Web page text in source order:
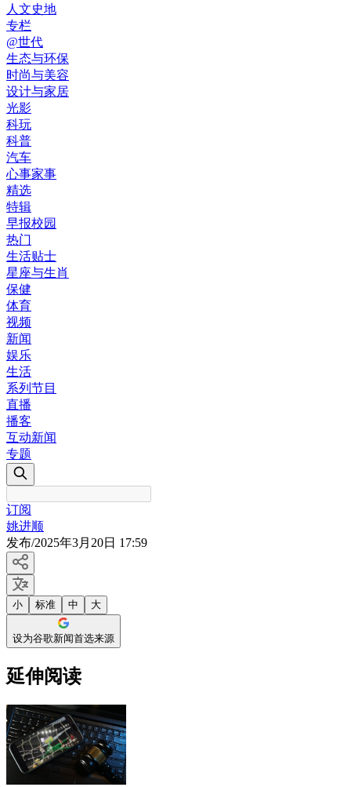
人文史地
专栏
@世代
生态与环保
时尚与美容
设计与家居
光影
科玩
科普
汽车
心事家事
精选
特辑
早报校园
热门
生活贴士
星座与生肖
保健
体育
视频
新闻
娱乐
生活
系列节目
直播
播客
互动新闻
专题
订阅
姚进顺
发布/2025年3月20日 17:59
小 标准 中 大
设为谷歌新闻首选来源
延伸阅读